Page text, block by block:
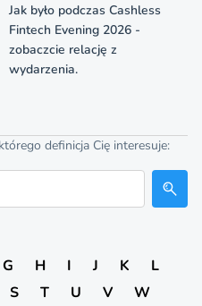
Jak było podczas Cashless
Fintech Evening 2026 -
zobaczcie relację z
wydarzenia.
definicja Cię interesuje:
G H I J K
L
S T U V
W